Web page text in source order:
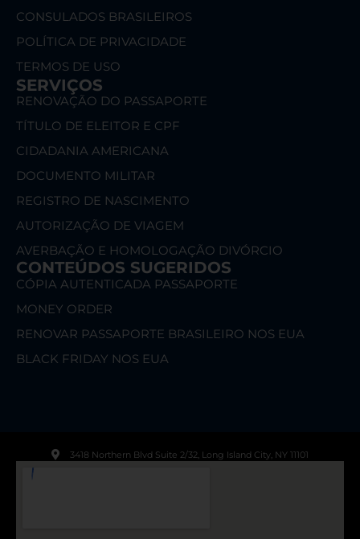
CONSULADOS BRASILEIROS
POLÍTICA DE PRIVACIDADE
TERMOS DE USO
SERVIÇOS
RENOVAÇÃO DO PASSAPORTE
TÍTULO DE ELEITOR E CPF
CIDADANIA AMERICANA
DOCUMENTO MILITAR
REGISTRO DE NASCIMENTO
AUTORIZAÇÃO DE VIAGEM
AVERBAÇÃO E HOMOLOGAÇÃO DIVÓRCIO
CONTEÚDOS SUGERIDOS
CÓPIA AUTENTICADA PASSAPORTE
MONEY ORDER
RENOVAR PASSAPORTE BRASILEIRO NOS EUA
BLACK FRIDAY NOS EUA
3418 Northern Blvd Suite 2/32, Long Island City, NY 11101